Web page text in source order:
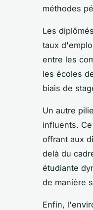
méthodes
Les
taux
entre les
les écoles
biais de
Un autre
influents.
offrant aux
delà du
étudiante
de manière
Enfin,